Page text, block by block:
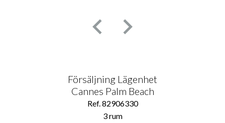
Försäljning Lägenhet
Cannes Palm Beach
Ref. 82906330
3 rum